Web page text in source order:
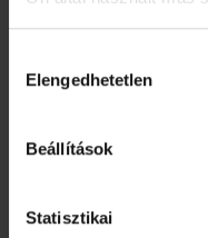
kiválasztása
Elengedhetetlen
Beállítások
Statisztikai